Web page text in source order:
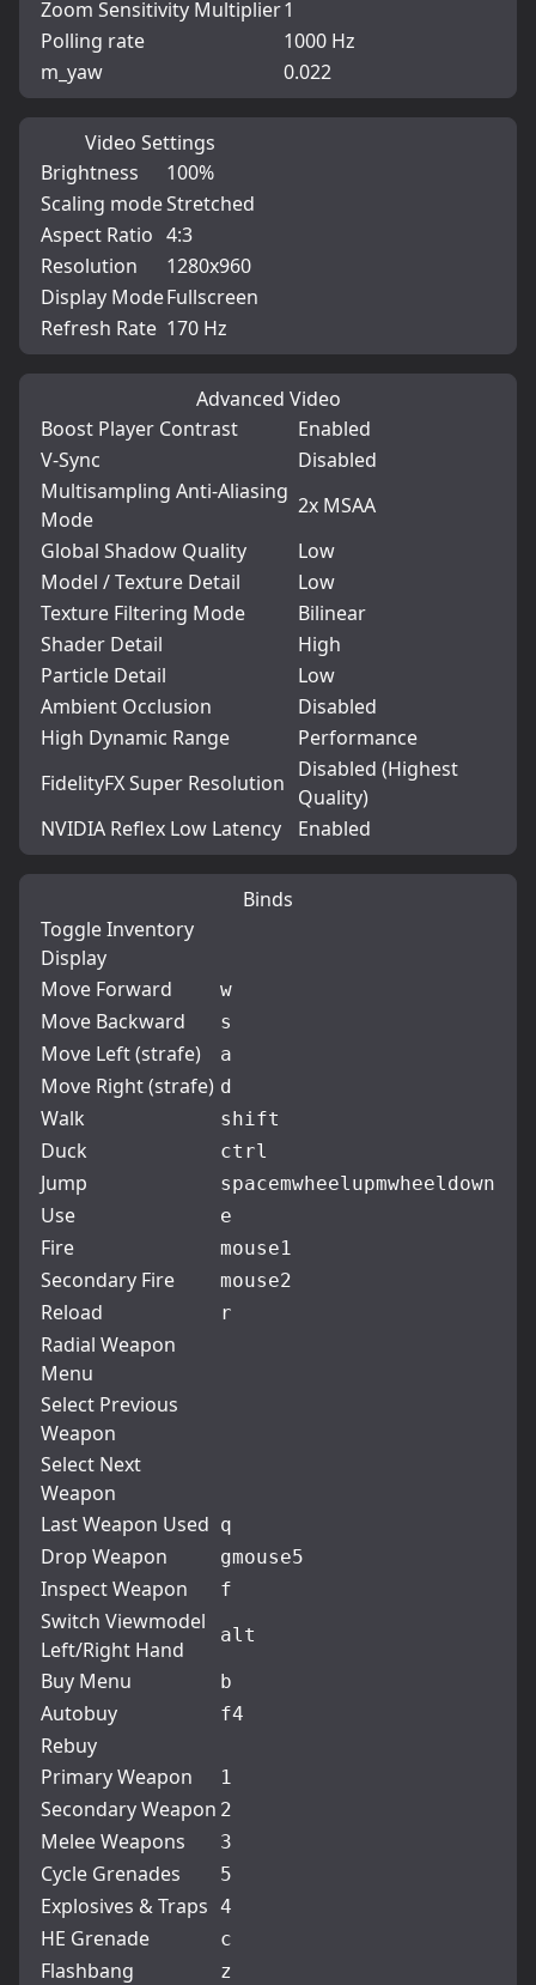
Zoom Sensitivity Multiplier1
Polling rate
1000 Hz
m_yaw
0.022
Video Settings
Brightness
100%
Scaling modeStretched
Aspect Ratio 4:3
Resolution
1280x960
Display ModeFullscreen
Refresh Rate 170 Hz
Advanced Video
Boost Player Contrast
Enabled
V-Sync
Disabled
Multisampling Anti-Aliasing
Mode
2x MSAA
Global Shadow Quality
Low
Model / Texture Detail
Low
Texture Filtering Mode
Bilinear
Shader Detail
High
Particle Detail
Low
Ambient Occlusion
Disabled
High Dynamic Range
Performance
FidelityFX Super Resolution
Disabled (Highest
Quality)
NVIDIA Reflex Low Latency
Enabled
Binds
Toggle Inventory
Display
Move Forward
w
Move Backward s
Move Left (strafe) a
Move Right (strafe) d
Walk shift
Duck ctrl
Jump spacemwheelupmwheeldown
Use e
Fire mouse1
Secondary Fire mouse2
Reload r
Radial Weapon
Menu
Select Previous
Weapon
Select Next
Weapon
Last Weapon Used q
Drop Weapon gmouse5
Inspect Weapon f
Switch Viewmodel
Left/Right Hand
alt
Buy Menu b
Autobuy f4
Rebuy
Primary Weapon
1
Secondary Weapon 2
Melee Weapons 3
Cycle Grenades 5
Explosives & Traps 4
HE Grenade c
Flashbang z